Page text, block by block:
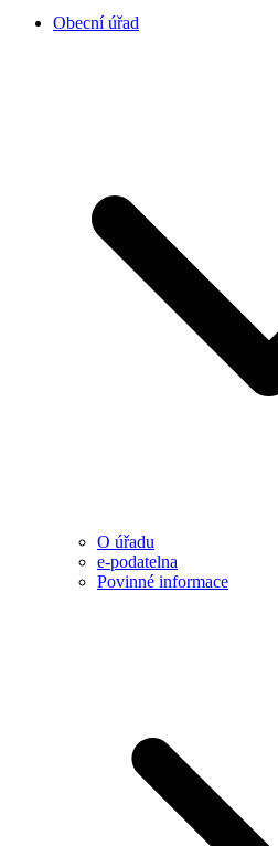
Obecní úřad
O úřadu
e-podatelna
Povinné informace